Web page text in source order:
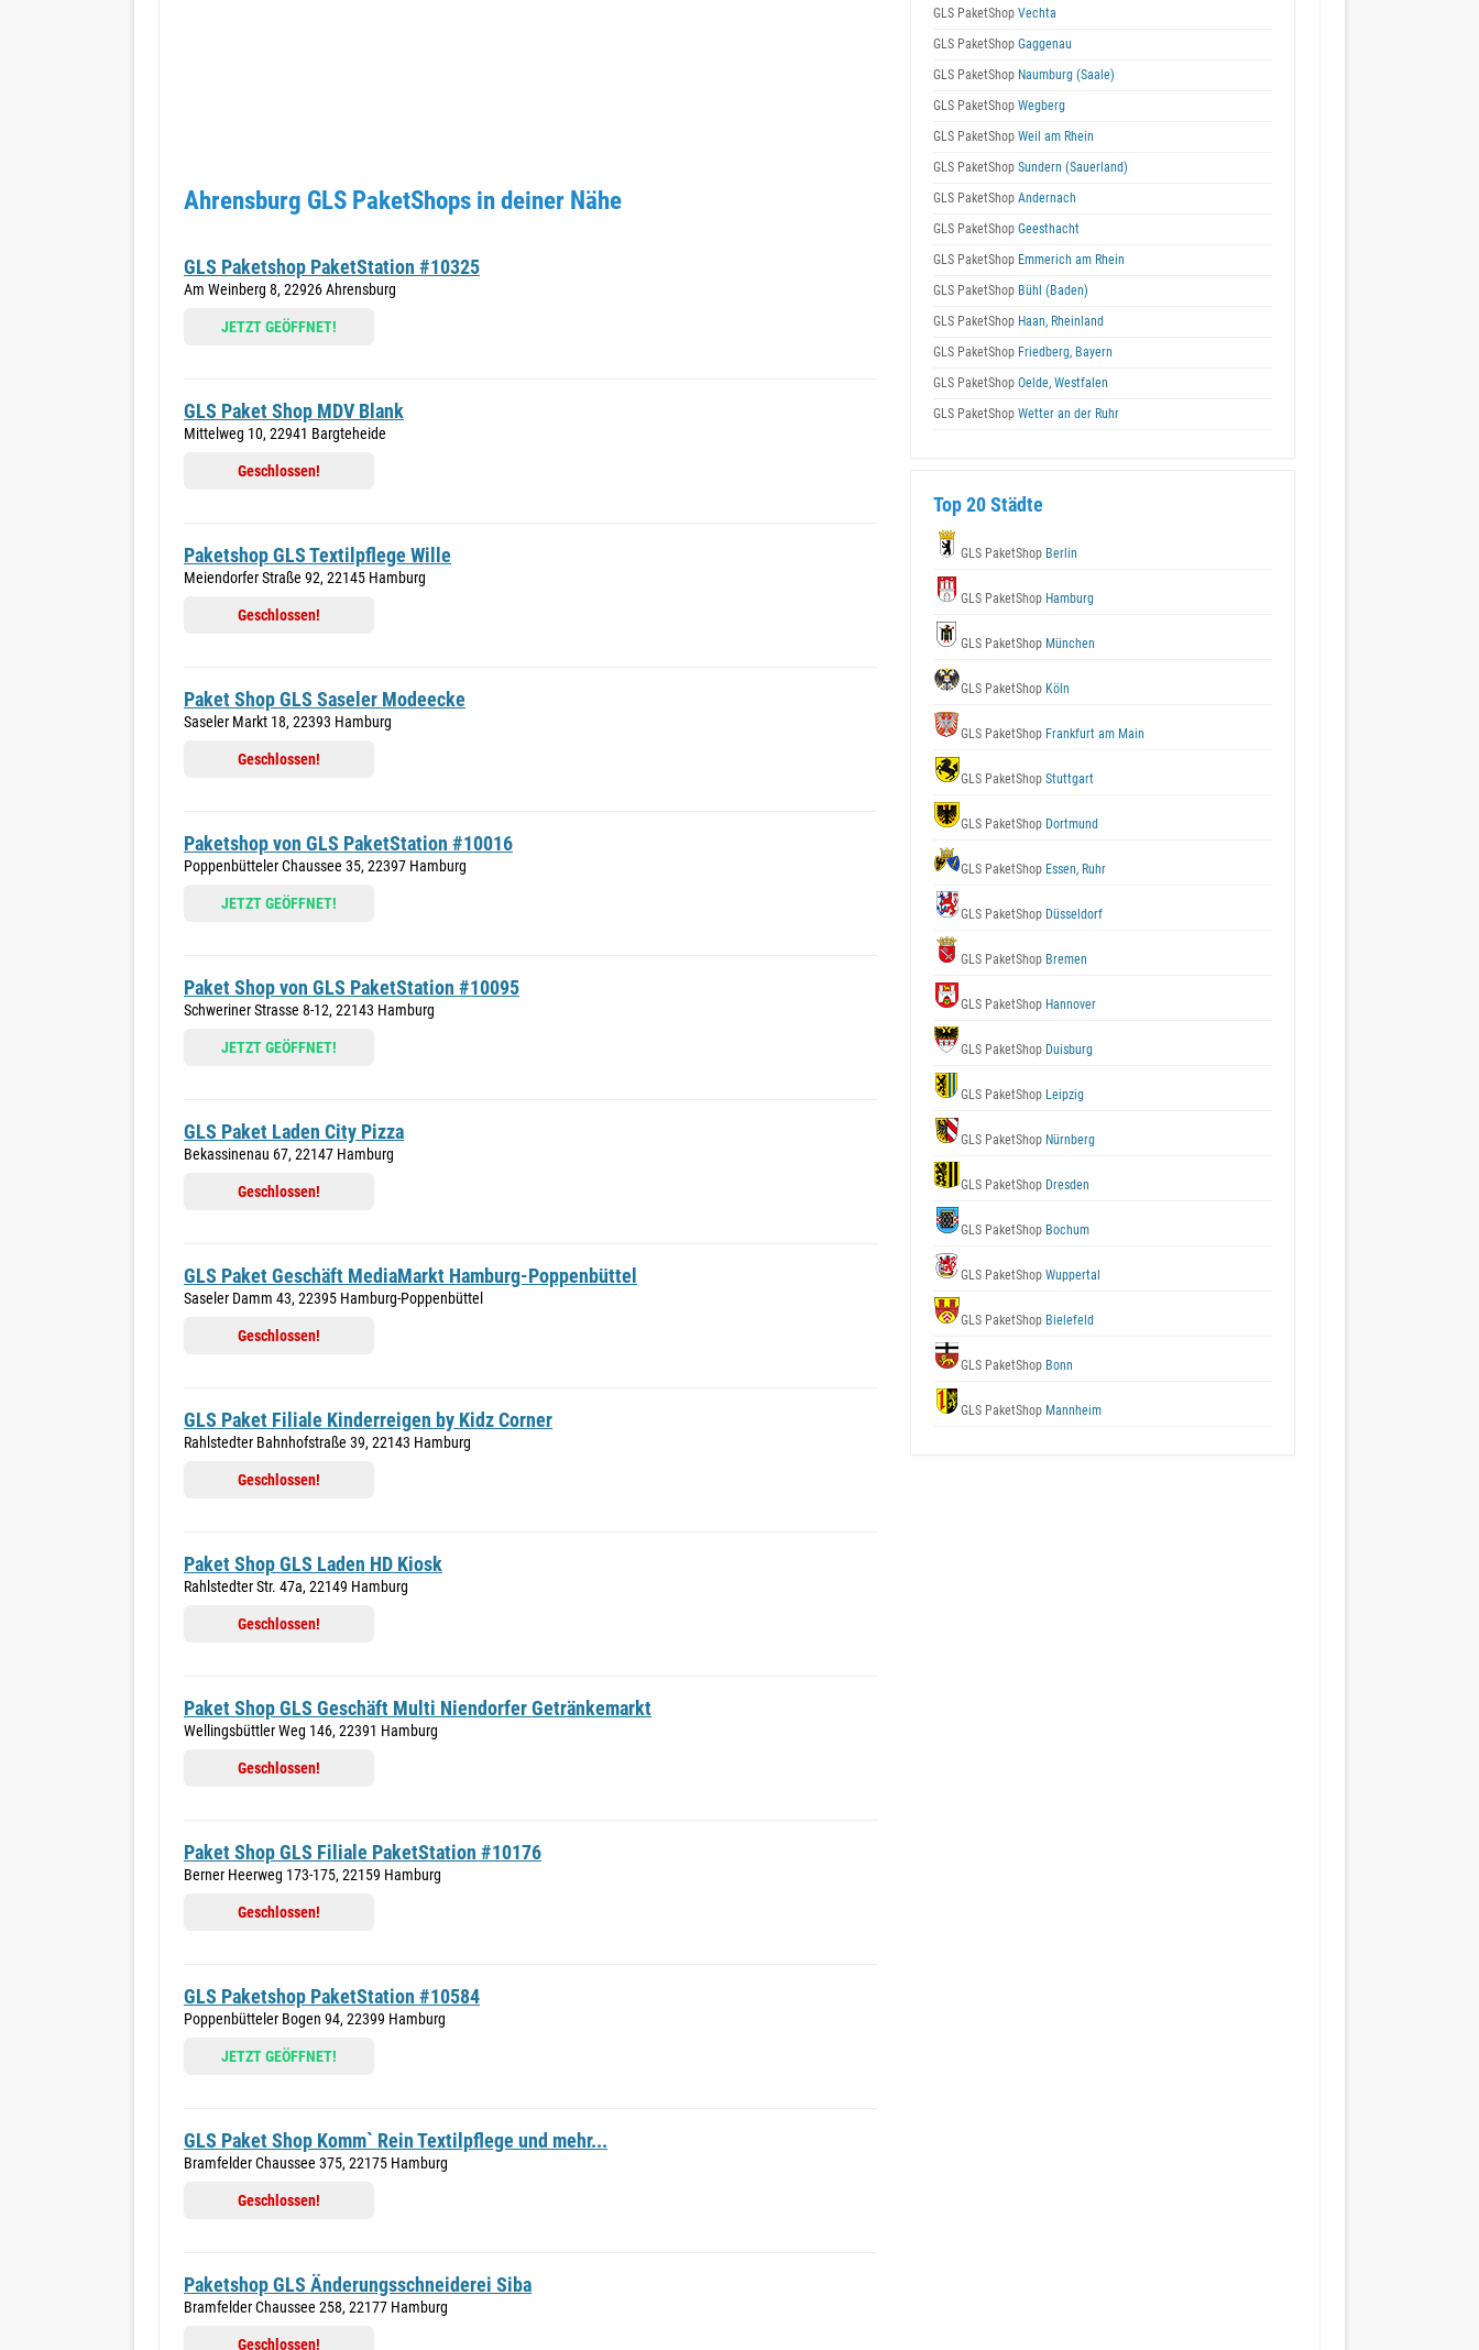
Ahrensburg GLS PaketShops in deiner Nähe
GLS Paketshop PaketStation #10325
Am Weinberg 8, 22926 Ahrensburg
JETZT GEÖFFNET!
GLS Paket Shop MDV Blank
Mittelweg 10, 22941 Bargteheide
Geschlossen!
Paketshop GLS Textilpflege Wille
Meiendorfer Straße 92, 22145 Hamburg
Geschlossen!
Paket Shop GLS Saseler Modeecke
Saseler Markt 18, 22393 Hamburg
Geschlossen!
Paketshop von GLS PaketStation #10016
Poppenbütteler Chaussee 35, 22397 Hamburg
JETZT GEÖFFNET!
Paket Shop von GLS PaketStation #10095
Schweriner Strasse 8-12, 22143 Hamburg
JETZT GEÖFFNET!
GLS Paket Laden City Pizza
Bekassinenau 67, 22147 Hamburg
Geschlossen!
GLS Paket Geschäft MediaMarkt Hamburg-Poppenbüttel
Saseler Damm 43, 22395 Hamburg-Poppenbüttel
Geschlossen!
GLS Paket Filiale Kinderreigen by Kidz Corner
Rahlstedter Bahnhofstraße 39, 22143 Hamburg
Geschlossen!
Paket Shop GLS Laden HD Kiosk
Rahlstedter Str. 47a, 22149 Hamburg
Geschlossen!
Paket Shop GLS Geschäft Multi Niendorfer Getränkemarkt
Wellingsbüttler Weg 146, 22391 Hamburg
Geschlossen!
Paket Shop GLS Filiale PaketStation #10176
Berner Heerweg 173-175, 22159 Hamburg
Geschlossen!
GLS Paketshop PaketStation #10584
Poppenbütteler Bogen 94, 22399 Hamburg
JETZT GEÖFFNET!
GLS Paket Shop Komm` Rein Textilpflege und mehr...
Bramfelder Chaussee 375, 22175 Hamburg
Geschlossen!
Paketshop GLS Änderungsschneiderei Siba
Bramfelder Chaussee 258, 22177 Hamburg
Geschlossen!
GLS PaketShop Vechta
GLS PaketShop Gaggenau
GLS PaketShop Naumburg (Saale)
GLS PaketShop Wegberg
GLS PaketShop Weil am Rhein
GLS PaketShop Sundern (Sauerland)
GLS PaketShop Andernach
GLS PaketShop Geesthacht
GLS PaketShop Emmerich am Rhein
GLS PaketShop Bühl (Baden)
GLS PaketShop Haan, Rheinland
GLS PaketShop Friedberg, Bayern
GLS PaketShop Oelde, Westfalen
GLS PaketShop Wetter an der Ruhr
Top 20 Städte
GLS PaketShop Berlin
GLS PaketShop Hamburg
GLS PaketShop München
GLS PaketShop Köln
GLS PaketShop Frankfurt am Main
GLS PaketShop Stuttgart
GLS PaketShop Dortmund
GLS PaketShop Essen, Ruhr
GLS PaketShop Düsseldorf
GLS PaketShop Bremen
GLS PaketShop Hannover
GLS PaketShop Duisburg
GLS PaketShop Leipzig
GLS PaketShop Nürnberg
GLS PaketShop Dresden
GLS PaketShop Bochum
GLS PaketShop Wuppertal
GLS PaketShop Bielefeld
GLS PaketShop Bonn
GLS PaketShop Mannheim